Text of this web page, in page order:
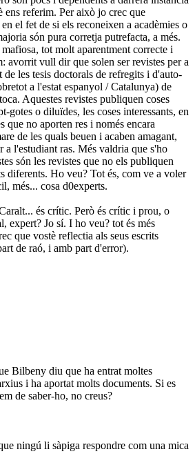
ens referim. Per això jo crec que
el fet de si els reconeixen a acadèmies o
són pura corretja putrefacta, a més.
tot molt aparentment correcte i
avorrit vull dir que solen ser revistes per a
les tesis doctorals de refregits i d'auto-
a l'estat espanyol / Catalunya) de
Aquestes revistes publiquen coses
gotes o diluïdes, les coses interessants, en
que no aporten res i només encara
de les quals beuen i acaben amagant,
a l'estudiant ras. Més valdria que s'ho
són les revistes que no els publiquen
diferents. Ho veu? Tot és, com ve a voler
més... cosa d0experts.
és crític. Però és crític i prou, o
expert? Jo sí. I ho veu? tot és més
que vostè reflectia als seus escrits
de raó, i amb part d'error).
Bilbeny diu que ha entrat moltes
i ha aportat molts documents. Si es
de saber-ho, no creus?
ningú li sàpiga respondre com una mica